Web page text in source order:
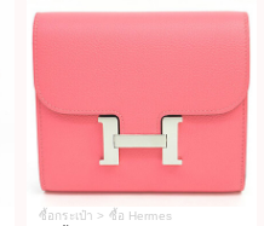
ซื้อกระเป๋า > ซื้อ Hermes